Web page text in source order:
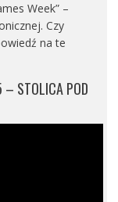
Week” –
Czy
na te
– STOLICA POD